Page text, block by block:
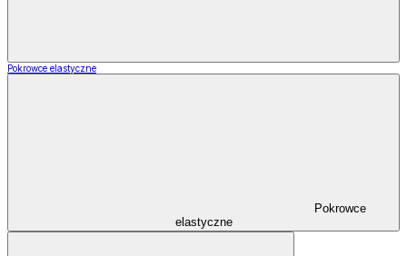
Pokrowce elastyczne
Pokrowce
elastyczne